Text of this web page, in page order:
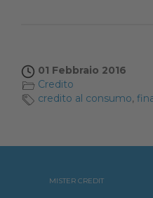
01 Febbraio 2016
Credito
credito al consumo,
MISTER CREDIT